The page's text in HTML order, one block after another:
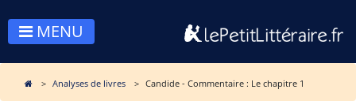
MENU
Analyses de livres Candide - Commentaire : Le chapitre 1